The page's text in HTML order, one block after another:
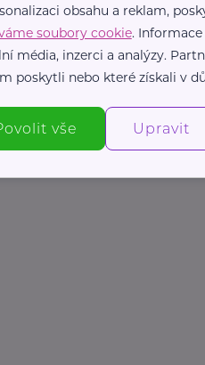
obsahu a reklam,
soubory cookie.
média, inzerci a analýzy.
poskytli nebo které získali v
vše Upravit